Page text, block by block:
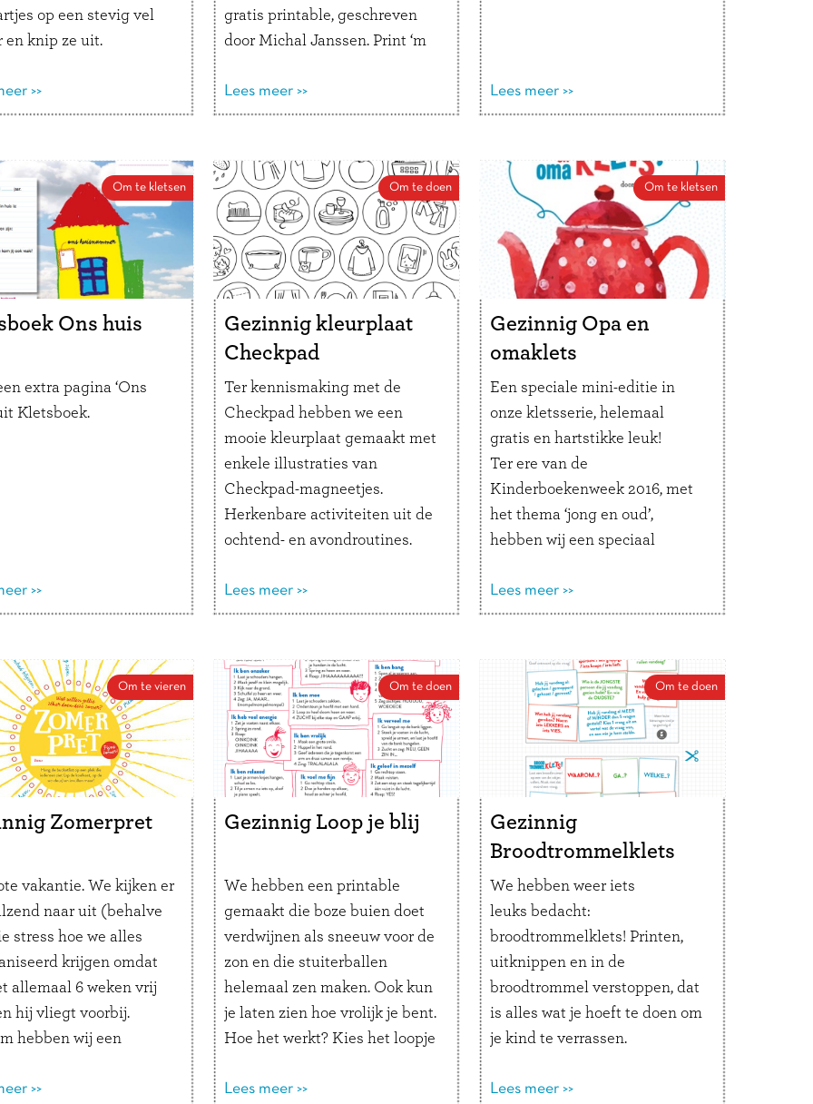
op een stevig vel
en knip ze uit.
in de boom: kies
een bal en
voor een cadeautje:
mag het
pas openmaken als
beantwoord is.
leg bij
een kaartje op het
tijdens het diner om
de boom, als
of leg er bij
>>
gratis printable, geschreven
door Michal Janssen. Print ‘m
mama interviewen!
Tip voor je kind: Misschien
interview te filmen. Of schrijf
de antwoorden op in een
schrift of typ ze op de
computer.
Wanneer ben je jaloers op mij?
Wanneer ben je trots op mij?
Lees meer >> Lees meer >>
Om te kletsen
Ons huis
extra pagina ‘Ons
Kletsboek.
>>
Om te doen
Gezinnig kleurplaat
Checkpad
Ter kennismaking met de
Checkpad hebben we een
mooie kleurplaat gemaakt met
enkele illustraties van
Checkpad-magneetjes.
Herkenbare activiteiten uit de
ochtend- en avondroutines.
Lees meer >>
Om te kletsen
Gezinnig Opa en
omaklets
Een speciale mini-editie in
onze kletsserie, helemaal
gratis en hartstikke leuk!
Ter ere van de
Kinderboekenweek 2016, met
het thema ‘jong en oud’,
hebben wij een speciaal
uitvoering met de leukste en
liefste vragen en opdrachten
stelt en andersom.
De download bestaat uit twee
A4 pagina’s. Print ‘m
dubbelzijdig uit, knip langs de
lijn, vouw langs de
stippellijnen en je hebt een
boekje met 8 pagina’s op
ansichtkaartformaat.
Lees meer >>
Om te vieren
Zomerpret
vakantie. We kijken er
naar uit (behalve
stress hoe we alles
krijgen omdat
allemaal 6 weken vrij
hij vliegt voorbij.
hebben wij een
te genieten.
>>
Om te doen
Gezinnig Loop je blij
We hebben een printable
gemaakt die boze buien doet
verdwijnen als sneeuw voor de
zon en die stuiterballen
helemaal zen maken. Ook kun
je laten zien hoe vrolijk je bent.
Hoe het werkt? Kies het loopje
bedenk hoe je je zou willen
Lees meer >>
Om te doen
Gezinnig
Broodtrommelklets
We hebben weer iets
leuks bedacht:
broodtrommelklets! Printen,
uitknippen en in de
broodtrommel verstoppen, dat
is alles wat je hoeft te doen om
je kind te verrassen.
tje. Laat een broodkruimel
Lees meer >>